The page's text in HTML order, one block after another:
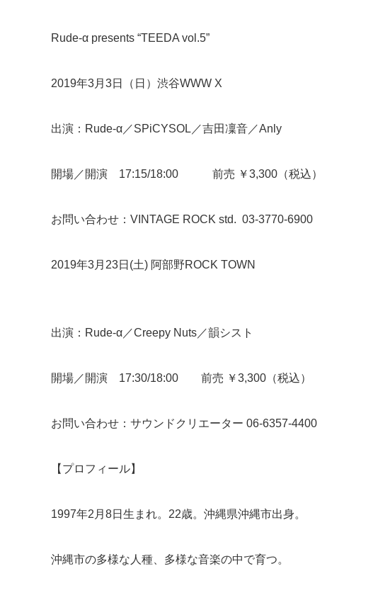
Rude-α presents “TEEDA vol.5”
2019年3月3日（日）渋谷WWW X
出演：Rude-α／SPiCYSOL／吉田凜音／Anly
開場／開演 17:15/18:00 前売 ￥3,300（税込）
お問い合わせ：VINTAGE ROCK std. 03-3770-6900
2019年3月23日(土) 阿部野ROCK TOWN
出演：Rude-α／Creepy Nuts／韻シスト
開場／開演 17:30/18:00 前売 ￥3,300（税込）
お問い合わせ：サウンドクリエーター 06-6357-4400
【プロフィール】
1997年2月8日生まれ。22歳。沖縄県沖縄市出身。
沖縄市の多様な人種、多様な音楽の中で育つ。